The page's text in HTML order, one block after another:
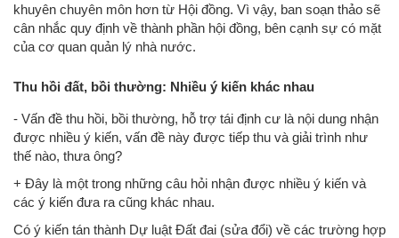
khuyên chuyên môn hơn từ Hội đồng. Vì vậy, ban soạn thảo sẽ
cân nhắc quy định về thành phần hội đồng, bên cạnh sự có mặt
của cơ quan quản lý nhà nước.
Thu hồi đất, bồi thường: Nhiều ý kiến khác nhau
- Vấn đề thu hồi, bồi thường, hỗ trợ tái định cư là nội dung nhận
được nhiều ý kiến, vấn đề này được tiếp thu và giải trình như
thế nào, thưa ông?
+ Đây là một trong những câu hỏi nhận được nhiều ý kiến ​​và
các ý kiến ​​đưa ra cũng khác nhau.
Có ý kiến ​​tán thành Dự luật Đất đai (sửa đổi) về các trường hợp